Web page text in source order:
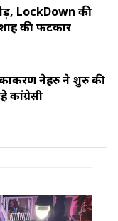
LockDown की
की फटकार
नेहरु ने शुरु की
कांग्रेसी